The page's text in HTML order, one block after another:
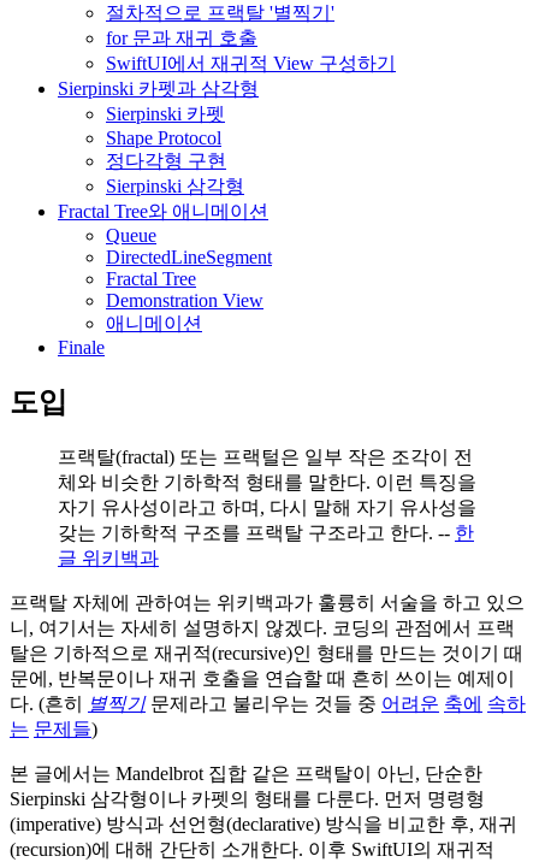
절차적으로 프랙탈 '별찍기'
for 문과 재귀 호출
SwiftUI에서 재귀적 View 구성하기
Sierpinski 카펫과 삼각형
Sierpinski 카펫
Shape Protocol
정다각형 구현
Sierpinski 삼각형
Fractal Tree와 애니메이션
Queue
DirectedLineSegment
Fractal Tree
Demonstration View
애니메이션
Finale
도입
프랙탈(fractal) 또는 프랙털은 일부 작은 조각이 전
체와 비슷한 기하학적 형태를 말한다. 이런 특징을
자기 유사성이라고 하며, 다시 말해 자기 유사성을
갖는 기하학적 구조를 프랙탈 구조라고 한다. -- 한
글 위키백과
프랙탈 자체에 관하여는 위키백과가 훌륭히 서술을 하고 있으
니, 여기서는 자세히 설명하지 않겠다. 코딩의 관점에서 프랙
탈은 기하적으로 재귀적(recursive)인 형태를 만드는 것이기 때
문에, 반복문이나 재귀 호출을 연습할 때 흔히 쓰이는 예제이
다. (흔히
별찍기문제라고 불리우는 것들 중 어려운 축에 속하
는 문제들)
본 글에서는 Mandelbrot 집합 같은 프랙탈이 아닌, 단순한
Sierpinski 삼각형이나 카펫의 형태를 다룬다. 먼저 명령형
(imperative) 방식과 선언형(declarative) 방식을 비교한 후, 재귀
(recursion)에 대해 간단히 소개한다. 이후 SwiftUI의 재귀적